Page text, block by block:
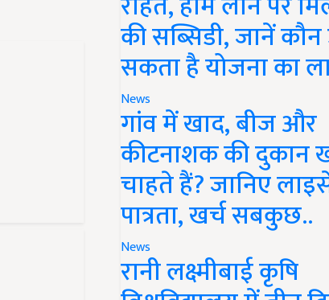
की सब्सिडी, जानें
सकता है योजना का
News
गांव में खाद, बीज और
कीटनाशक की दुकान
चाहते हैं? जानिए
पात्रता, खर्च सबकुछ..
News
रानी लक्ष्मीबाई कृषि